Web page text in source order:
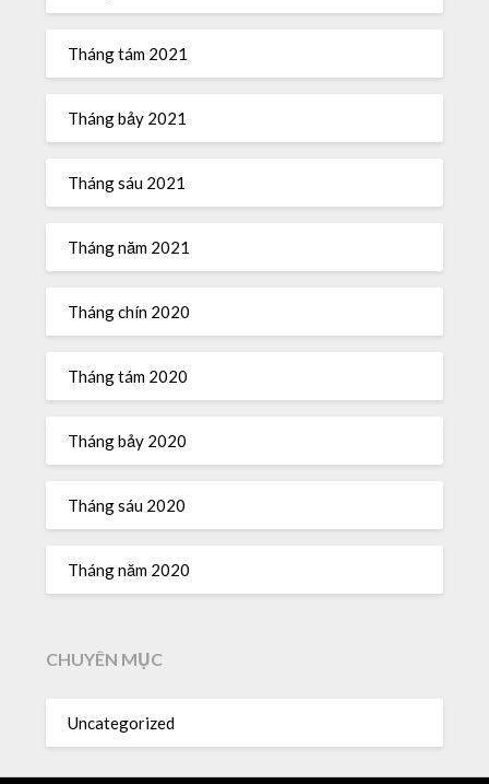
Tháng tám 2021
Tháng bảy 2021
Tháng sáu 2021
Tháng năm 2021
Tháng chín 2020
Tháng tám 2020
Tháng bảy 2020
Tháng sáu 2020
Tháng năm 2020
CHUYÊN MỤC
Uncategorized